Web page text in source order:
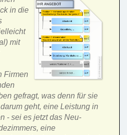
in die
mit
Firmen
gefragt, was denn für sie
geht, eine Leistung in
- sei es jetzt das Neu-
eine